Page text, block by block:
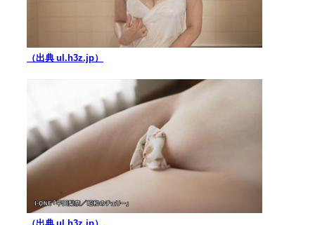
（出典 ul.h3z.jp）